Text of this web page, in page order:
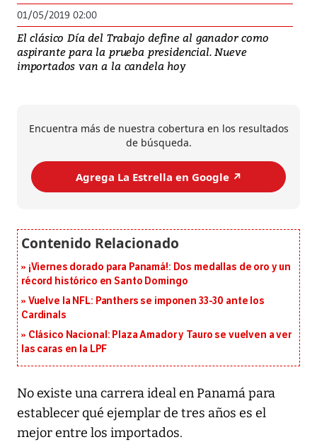
01/05/2019 02:00
El clásico Día del Trabajo define al ganador como
aspirante para la prueba presidencial. Nueve
importados van a la candela hoy
Encuentra más de nuestra cobertura en los resultados
de búsqueda.
Agrega La Estrella en Google ↗️
¡Viernes dorado para Panamá!: Dos medallas de oro y un
récord histórico en Santo Domingo
Vuelve la NFL: Panthers se imponen 33-30 ante los
Cardinals
Clásico Nacional: Plaza Amador y Tauro se vuelven a ver
las caras en la LPF
No existe una carrera ideal en Panamá para
establecer qué ejemplar de tres años es el
mejor entre los importados.